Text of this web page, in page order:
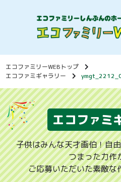
エコファミリーWEBトップ
エコファミギャラリー
エコファミ
子供はみんな天才画伯！自
つまった力作
ご応募いただいた素敵な